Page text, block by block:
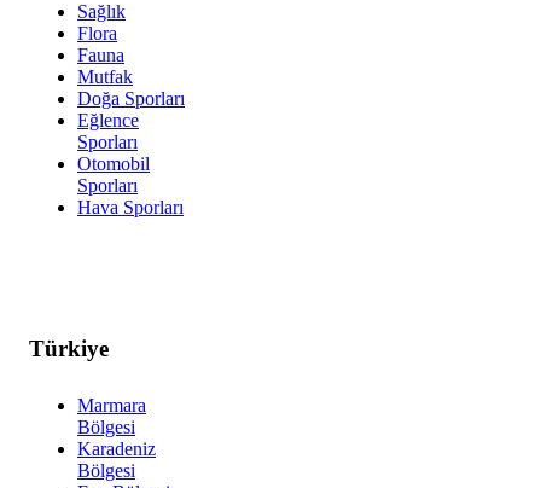
Sağlık
Flora
Fauna
Mutfak
Doğa Sporları
Eğlence
Sporları
Otomobil
Sporları
Hava Sporları
Türkiye
Marmara
Bölgesi
Karadeniz
Bölgesi